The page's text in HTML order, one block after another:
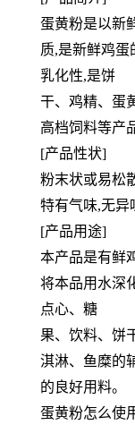
蛋黄粉是以新
质,是新鲜鸡蛋
乳化性,是饼
干、鸡精、蛋
高档饲料等产
[产品性状]
粉末状或易松
特有气味,无异
[产品用途]
本产品是有鲜
将本品用水深
点心、糖
果、饮料、饼
淇淋、鱼糜的
的良好用料。
蛋黄粉怎么使